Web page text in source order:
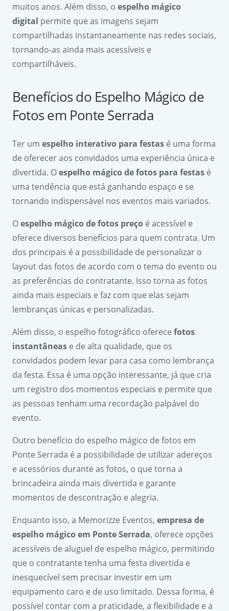
muitos anos. Além disso, o espelho mágico
digital permite que as imagens sejam
compartilhadas instantaneamente nas redes sociais,
tornando-as ainda mais acessíveis e
compartilháveis.
Benefícios do Espelho Mágico de
Fotos em Ponte Serrada
Ter um espelho interativo para festas é uma forma
de oferecer aos convidados uma experiência única e
divertida. Oespelho mágico de fotos para festas é
uma tendência que está ganhando espaço e se
tornando indispensável nos eventos mais variados.
Oespelho mágico de fotos preço é acessível e
oferece diversos benefícios para quem contrata. Um
dos principais é a possibilidade de personalizar o
layout das fotos de acordo com o tema do evento ou
as preferências do contratante. Isso torna as fotos
ainda mais especiais e faz com que elas sejam
lembranças únicas e personalizadas.
Além disso, o espelho fotográfico oferece fotos
instantâneas e de alta qualidade, que os
convidados podem levar para casa como lembrança
da festa. Essa é uma opção interessante, já que cria
um registro dos momentos especiais e permite que
as pessoas tenham uma recordação palpável do
evento.
Outro benefício do espelho mágico de fotos em
Ponte Serrada é a possibilidade de utilizar adereços
e acessórios durante as fotos, o que torna a
brincadeira ainda mais divertida e garante
momentos de descontração e alegria.
Enquanto isso, a Memorizze Eventos, empresa de
espelho mágico em Ponte Serrada, oferece opções
acessíveis de aluguel de espelho mágico, permitindo
que o contratante tenha uma festa divertida e
inesquecível sem precisar investir em um
equipamento caro e de uso limitado. Dessa forma, é
possível contar com a praticidade, a flexibilidade e a